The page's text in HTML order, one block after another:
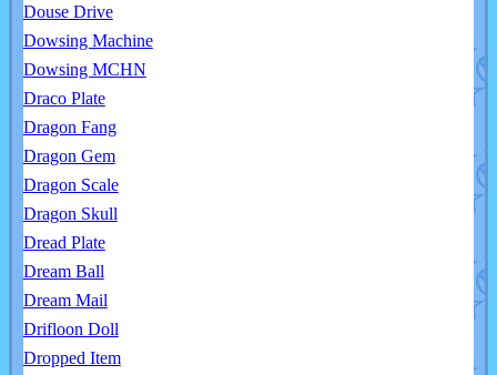
Douse Drive
Dowsing Machine
Dowsing MCHN
Draco Plate
Dragon Fang
Dragon Gem
Dragon Scale
Dragon Skull
Dread Plate
Dream Ball
Dream Mail
Drifloon Doll
Dropped Item